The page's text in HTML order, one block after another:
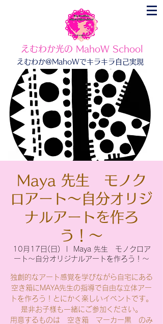
えむわか光の MahoW School
えむわか@MahoWでキラキラ自己実現
Maya 先生 モノク
ロアート〜自分オリジ
ナルアートを作ろ
う！〜
10月17日(日)
Maya 先生 モノクロア
ート〜自分オリジナルアートを作ろう！〜
独創的なアート感覚を学びながら自宅にある
空き箱にMAYA先生の指導で自由な立体アー
トを作ろう！とにかく楽しいイベントです。
是非お子様も一緒にご参加ください。
用意するものは 空き箱 マーカー黒 のみ